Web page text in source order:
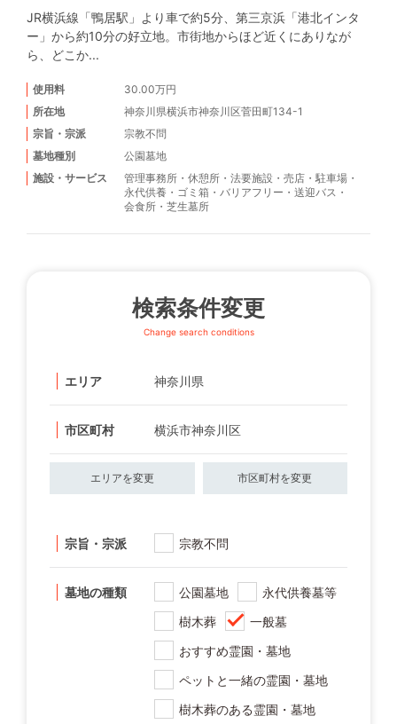
JR横浜線「鴨居駅」より車で約5分、第三京浜「港北インタ
ー」から約10分の好立地。市街地からほど近くにありなが
ら、どこか...
使用料
30.00万円
所在地
神奈川県横浜市神奈川区菅田町134-1
宗旨・宗派
宗教不問
墓地種別
公園墓地
施設・サービス
管理事務所 ・ 休憩所 ・ 法要施設 ・ 売店 ・ 駐車場 ・
永代供養 ・ ゴミ箱 ・ バリアフリー ・ 送迎バス ・
会食所 ・ 芝生墓所
検索条件変更
Change search conditions
エリア 神奈川県
市区町村 横浜市神奈川区
エリアを変更 市区町村を変更
宗旨・宗派 宗教不問
墓地の種類 公園墓地
永代供養墓等
樹木葬
一般墓
おすすめ霊園・墓地
ペットと一緒の霊園・墓地
樹木葬のある霊園・墓地